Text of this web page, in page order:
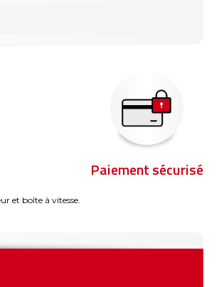
Paiement sécurisé
et boîte à vitesse.